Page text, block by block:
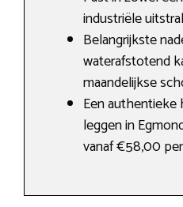
industriële
Belangrijkste
waterafstotend
maandelijkse
Een
leggen in
vanaf €58,00